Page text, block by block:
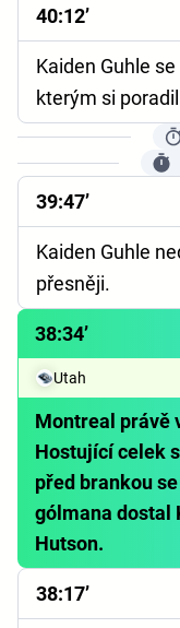
40:12’
Kaiden Guhle
kterým si
39:47’
Kaiden Guhle
přesněji.
38:34’
Utah
Montreal právě
Hostující celek
před brankou
gólmana dostal
Hutson.
38:17’